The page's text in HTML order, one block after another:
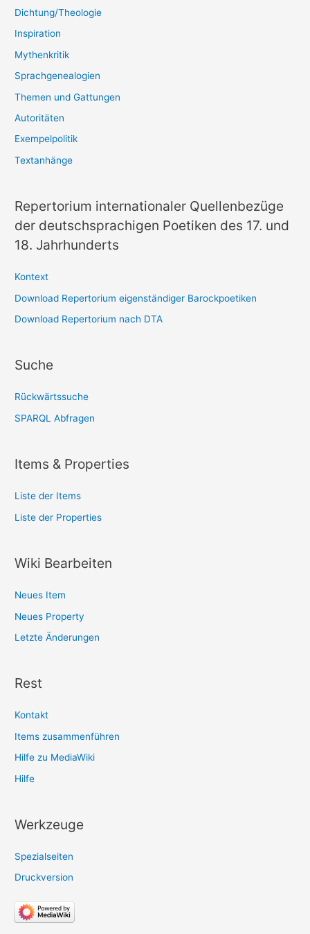
Dichtung/Theologie
Inspiration
Mythenkritik
Sprachgenealogien
Themen und Gattungen
Autoritäten
Exempelpolitik
Textanhänge
Repertorium internationaler Quellenbezüge
der deutschsprachigen Poetiken des 17. und
18. Jahrhunderts
Kontext
Download Repertorium eigenständiger Barockpoetiken
Download Repertorium nach DTA
Suche
Rückwärtssuche
SPARQL Abfragen
Items & Properties
Liste der Items
Liste der Properties
Wiki Bearbeiten
Neues Item
Neues Property
Letzte Änderungen
Rest
Kontakt
Items zusammenführen
Hilfe zu MediaWiki
Hilfe
Werkzeuge
Spezialseiten
Druckversion